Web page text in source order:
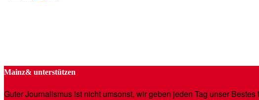
Mainz& unterstützen
Guter Journalismus ist nicht umsonst, wir geben jeden Tag unser